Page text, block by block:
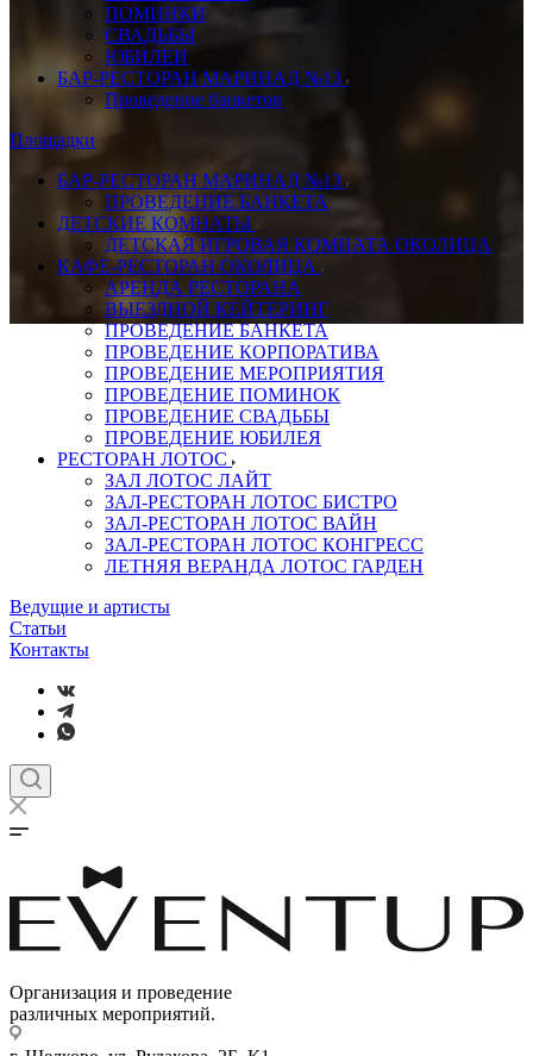
ПОМИНКИ
СВАДЬБЫ
ЮБИЛЕИ
БАР-РЕСТОРАН МАРИНАД №13
Проведение банкетов
Площадки
БАР-РЕСТОРАН МАРИНАД №13
ПРОВЕДЕНИЕ БАНКЕТА
ДЕТСКИЕ КОМНАТЫ
ДЕТСКАЯ ИГРОВАЯ КОМНАТА ОКОЛИЦА
КАФЕ-РЕСТОРАН ОКОЛИЦА
АРЕНДА РЕСТОРАНА
ВЫЕЗДНОЙ КЕЙТЕРИНГ
ПРОВЕДЕНИЕ БАНКЕТА
ПРОВЕДЕНИЕ КОРПОРАТИВА
ПРОВЕДЕНИЕ МЕРОПРИЯТИЯ
ПРОВЕДЕНИЕ ПОМИНОК
ПРОВЕДЕНИЕ СВАДЬБЫ
ПРОВЕДЕНИЕ ЮБИЛЕЯ
РЕСТОРАН ЛОТОС
ЗАЛ ЛОТОС ЛАЙТ
ЗАЛ-РЕСТОРАН ЛОТОС БИСТРО
ЗАЛ-РЕСТОРАН ЛОТОС ВАЙН
ЗАЛ-РЕСТОРАН ЛОТОС КОНГРЕСС
ЛЕТНЯЯ ВЕРАНДА ЛОТОС ГАРДЕН
Ведущие и артисты
Статьи
Контакты
Организация и проведение
различных мероприятий.